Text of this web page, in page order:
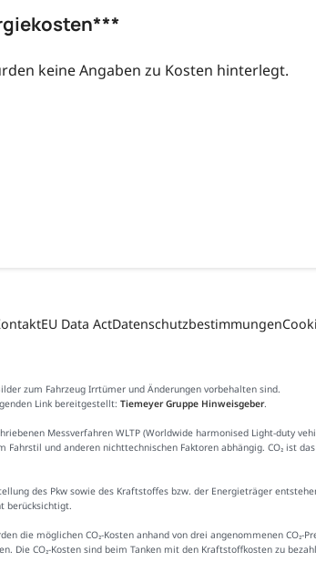
keine Angaben zu Kosten hinterlegt.
EU Data ActDatenschutzbestimmungen
zum Fahrzeug Irrtümer und Änderungen vorbehalten sind.
Link bereitgestellt: Tiemeyer Gruppe Hinweisgeber.
Messverfahren WLTP (Worldwide harmonised Light-duty
und anderen nichttechnischen Faktoren abhängig. CO₂ ist
des Pkw sowie des Kraftstoffes bzw. der Energieträger
berücksichtigt.
die möglichen CO₂-Kosten anhand von drei angenommenen CO₂-
Die CO₂-Kosten sind beim Tanken mit den Kraftstoffkosten zu